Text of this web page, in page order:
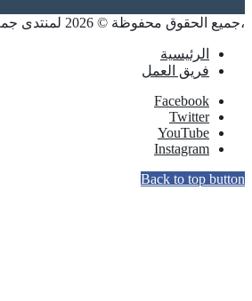
،جميع الحقوق محفوظة © 2026 لمنتدى جمعيات مرتيل
الرئيسية
فريق العمل
Facebook
Twitter
YouTube
Instagram
Back to top button